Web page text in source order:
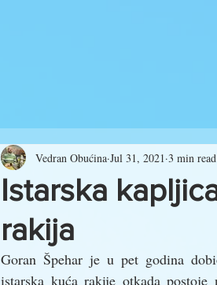
Istarska
rakija
Vedran Obućina Jul 31, 2021 3 min read
Goran Špehar je u pet godina
istarska kuća rakije otkada